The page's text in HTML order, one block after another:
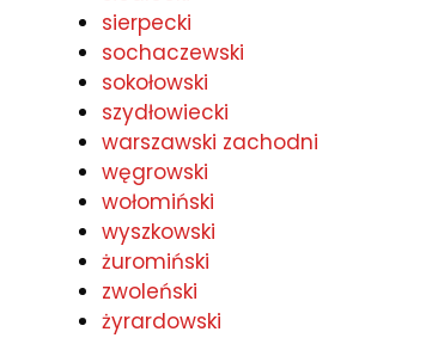
sierpecki
sochaczewski
sokołowski
szydłowiecki
warszawski zachodni
węgrowski
wołomiński
wyszkowski
żuromiński
zwoleński
żyrardowski